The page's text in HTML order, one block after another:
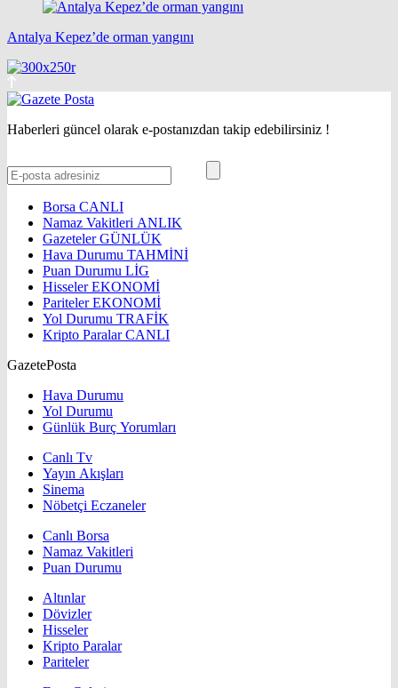
Antalya Kepez’de orman yangını
Haberleri güncel olarak e-postanızdan takip edebilirsiniz !
Borsa CANLI
Namaz Vakitleri ANLIK
GazetelerGÜNLÜK
Hava Durumu TAHMİNİ
Puan Durumu LİG
HisselerEKONOMİ
ParitelerEKONOMİ
Yol Durumu TRAFİK
Kripto ParalarCANLI
GazetePosta
Hava Durumu
Yol Durumu
Günlük Burç Yorumları
Canlı Tv
Yayın Akışları
Sinema
Nöbetçi Eczaneler
Canlı Borsa
Namaz Vakitleri
Puan Durumu
Altınlar
Dövizler
Hisseler
Kripto Paralar
Pariteler